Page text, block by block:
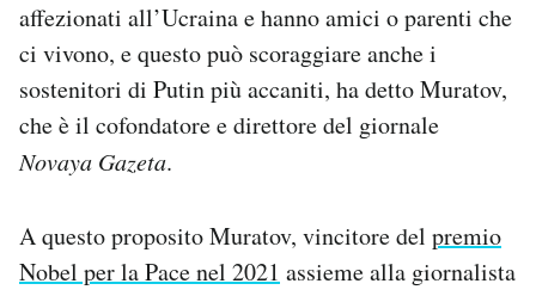
affezionati all’Ucraina e hanno amici o parenti che
ci vivono, e questo può scoraggiare anche i
sostenitori di Putin più accaniti, ha detto Muratov,
che è il cofondatore e direttore del giornale
Novaya Gazeta.
A questo proposito Muratov, vincitore del premio
Nobel per la Pace nel 2021 assieme alla giornalista